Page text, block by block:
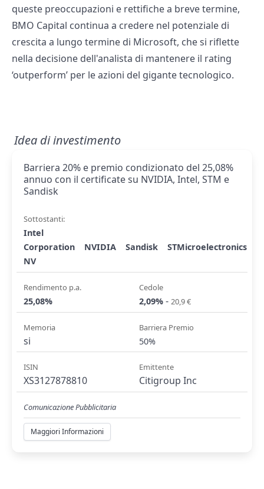
queste preoccupazioni e rettifiche a breve termine,
BMO Capital continua a credere nel potenziale di
crescita a lungo termine di Microsoft, che si riflette
nella decisione dell'analista di mantenere il rating
‘outperform’ per le azioni del gigante tecnologico.
Idea di investimento
Barriera 20% e premio condizionato del 25,08%
annuo con il certificate su NVIDIA, Intel, STM e
Sandisk
Sottostanti:
Intel
Corporation
NVIDIA Sandisk
STMicroelectronics
NV
Rendimento p.a.
25,08%
Cedole
2,09% - 20,9 €
Memoria
si
Barriera Premio
50%
ISIN
XS3127878810
Emittente
Citigroup Inc
Comunicazione Pubblicitaria
Maggiori Informazioni